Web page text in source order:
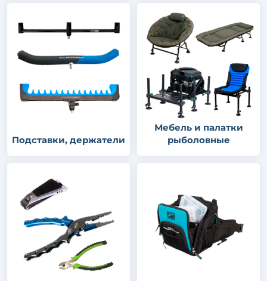
Подставки, держатели
Мебель и палатки
рыболовные